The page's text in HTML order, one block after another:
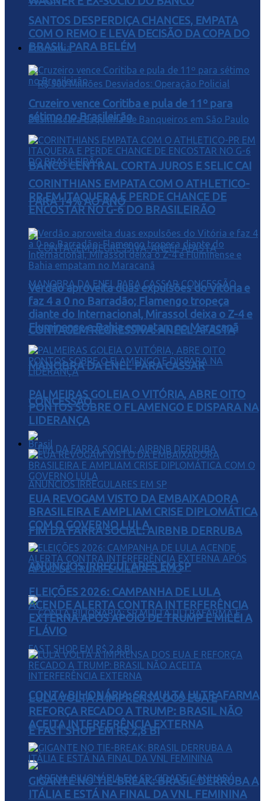
Economia
BANCO CENTRAL CORTA JUROS E SELIC CAI
PARA 14% AO ANO
CONTAGEM REGRESSIVA: ANEEL AFASTA
MANOBRA DA ENEL PARA CASSAR
CONCESSÃO
FIM DA FARRA SOCIAL: AIRBNB DERRUBA
ANÚNCIOS IRREGULARES EM SP
CONTA BILIONÁRIA: SP MULTA ULTRAFARMA
E FAST SHOP EM R$ 2,8 BI
SANTOS DESPERDIÇA CHANCES, EMPATA
COM O REMO E LEVA DECISÃO DA COPA DO
BRASIL PARA BELÉM
Cruzeiro vence Coritiba e pula de 11º para
sétimo no Brasileirão
CORINTHIANS EMPATA COM O ATHLETICO-
PR EM ITAQUERA E PERDE CHANCE DE
ENCOSTAR NO G-6 DO BRASILEIRÃO
Verdão aproveita duas expulsões do Vitória e
faz 4 a 0 no Barradão; Flamengo tropeça
diante do Internacional, Mirassol deixa o Z-4 e
Fluminense e Bahia empatam no Maracanã
PALMEIRAS GOLEIA O VITÓRIA, ABRE OITO
PONTOS SOBRE O FLAMENGO E DISPARA NA
LIDERANÇA
Brasil
EUA REVOGAM VISTO DA EMBAIXADORA
BRASILEIRA E AMPLIAM CRISE DIPLOMÁTICA
COM O GOVERNO LULA
ELEIÇÕES 2026: CAMPANHA DE LULA
ACENDE ALERTA CONTRA INTERFERÊNCIA
EXTERNA APÓS APOIO DE TRUMP E MILEI A
FLÁVIO
LULA VOLTA À IMPRENSA DOS EUA E
REFORÇA RECADO A TRUMP: BRASIL NÃO
ACEITA INTERFERÊNCIA EXTERNA
GIGANTE NO TIE-BREAK: BRASIL DERRUBA A
ITÁLIA E ESTÁ NA FINAL DA VNL FEMININA